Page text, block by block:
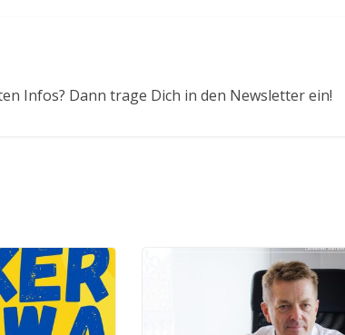
Infos? Dann trage Dich in den Newsletter ein!